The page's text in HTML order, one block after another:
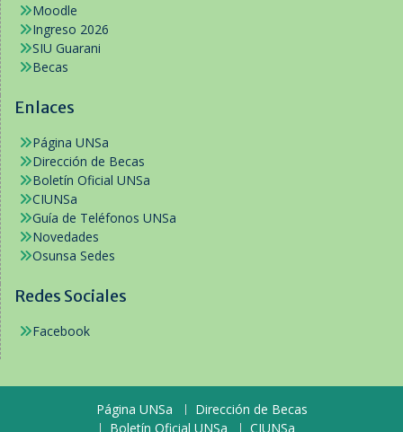
Moodle
Ingreso 2026
SIU Guarani
Becas
Enlaces
Página UNSa
Dirección de Becas
Boletín Oficial UNSa
CIUNSa
Guía de Teléfonos UNSa
Novedades
Osunsa Sedes
Redes Sociales
Facebook
Página UNSa
Dirección de Becas
Boletín Oficial UNSa
CIUNSa